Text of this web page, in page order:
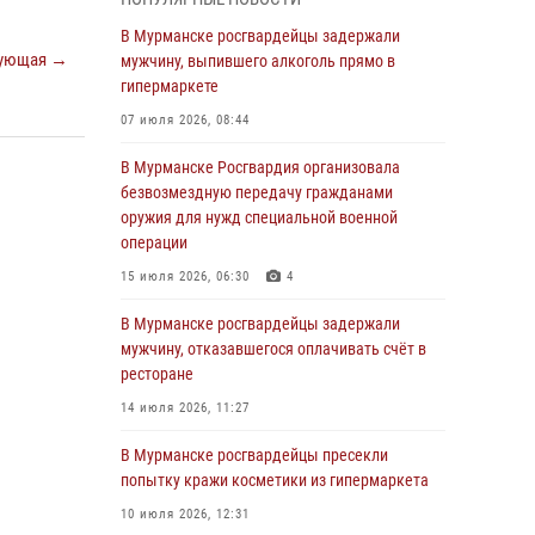
→
образования
03 августа 2026, 12:23 4
дебошира на автозаправочной станции
города Кандалакши
03 августа 2026, 09:12
Сотрудники Росгвардии провели инструктаж
членов избирательных комиссий в
31 июля 2026, 08:48
не оплатившего счет в ресторане
30 июля 2026, 14:09
В Мурманске росгвардейцы задержали
мужчину, выпившего алкоголь прямо в
гипермаркете
07 июля 2026, 08:44
В Мурманске Росгвардия организовала
безвозмездную передачу гражданами
оружия для нужд специальной военной
операции
15 июля 2026, 06:30 4
В Мурманске росгвардейцы задержали
мужчину, отказавшегося оплачивать счёт в
ресторане
14 июля 2026, 11:27
В Мурманске росгвардейцы пресекли
попытку кражи косметики из гипермаркета
10 июля 2026, 12:31